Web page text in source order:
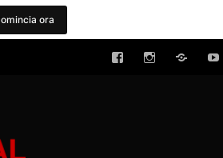
Metal
ora